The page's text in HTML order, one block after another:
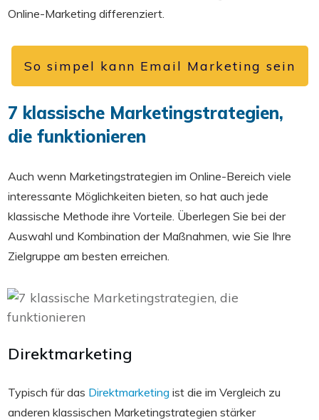
Online-Marketing differenziert.
So simpel kann Email Marketing sein
7 klassische Marketingstrategien,
die funktionieren
Auch wenn Marketingstrategien im Online-Bereich viele
interessante Möglichkeiten bieten, so hat auch jede
klassische Methode ihre Vorteile. Überlegen Sie bei der
Auswahl und Kombination der Maßnahmen, wie Sie Ihre
Zielgruppe am besten erreichen.
Direktmarketing
Typisch für das Direktmarketing ist die im Vergleich zu
anderen klassischen Marketingstrategien stärker